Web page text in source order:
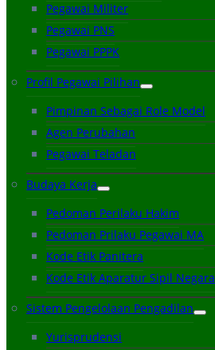
Pegawai Militer
Pegawai PNS
Pegawai PPPK
Profil Pegawai Pilihan
Pimpinan Sebagai Role Model
Agen Perubahan
Pegawai Teladan
Budaya Kerja
Pedoman Perilaku Hakim
Pedoman Prilaku Pegawai MA
Kode Etik Panitera
Kode Etik Aparatur Sipil Negara
Sistem Pengelolaan Pengadilan
Yurisprudensi